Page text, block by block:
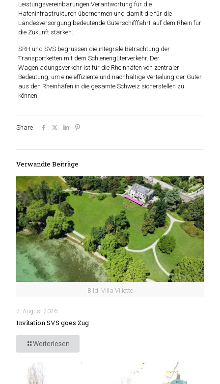
Leistungsvereinbarungen Verantwortung für die
Hafeninfrastrukturen übernehmen und damit die für die
Landesversorgung bedeutende Güterschifffahrt auf dem Rhein für
die Zukunft stärken.
SRH und SVS begrüssen die integrale Betrachtung der
Transportketten mit dem Schienengüterverkehr. Der
Wagenladungsverkehr ist für die Rheinhäfen von zentraler
Bedeutung, um eine effiziente und nachhaltige Verteilung der Güter
aus den Rheinhäfen in die gesamte Schweiz sicherstellen zu
können.
Share
Verwandte Beiträge
Bild: Villa Villette
7. August 2026
Invitation SVS goes Zug
Weiterlesen